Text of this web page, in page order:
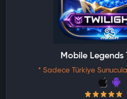
Mobile Legends
* Sadece Türkiye